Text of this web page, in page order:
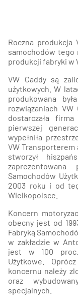
Roczna produkcja
samochodów tego
produkcji fabryki w
VW Caddy są
użytkowych. W
produkowana
rozwiązaniach
dostarczała
pierwszej
wypełniła
VW Transporterem
stworzył
zaprezentowana
Samochodów
2003 roku i od
Wielkopolsce.
Koncern
obecny jest od
Fabryką
w zakładzie w
jest w 100 proc.
Użytkowe.
koncernu należy
oraz
specjalnych.